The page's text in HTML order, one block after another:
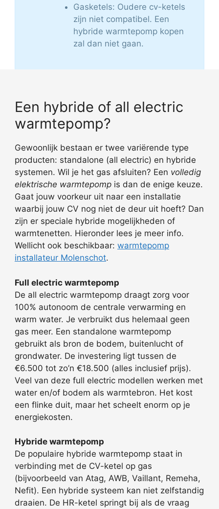
Gasketels: Oudere cv-ketels
zijn niet compatibel. Een
hybride warmtepomp kopen
zal dan niet gaan.
Een hybride of all electric
warmtepomp?
Gewoonlijk bestaan er twee variërende type
producten: standalone (all electric) en hybride
systemen. Wil je het gas afsluiten? Een volledig
elektrische warmtepomp is dan de enige keuze.
Gaat jouw voorkeur uit naar een installatie
waarbij jouw CV nog niet de deur uit hoeft? Dan
zijn er speciale hybride mogelijkheden of
warmtenetten. Hieronder lees je meer info.
Wellicht ook beschikbaar: warmtepomp
installateur Molenschot.
Full electric warmtepomp
De all electric warmtepomp draagt zorg voor
100% autonoom de centrale verwarming en
warm water. Je verbruikt dus helemaal geen
gas meer. Een standalone warmtepomp
gebruikt als bron de bodem, buitenlucht of
grondwater. De investering ligt tussen de
€6.500 tot zo’n €18.500 (alles inclusief prijs).
Veel van deze full electric modellen werken met
water en/of bodem als warmtebron. Het kost
een flinke duit, maar het scheelt enorm op je
energiekosten.
Hybride warmtepomp
De populaire hybride warmtepomp staat in
verbinding met de CV-ketel op gas
(bijvoorbeeld van Atag, AWB, Vaillant, Remeha,
Nefit). Een hybride systeem kan niet zelfstandig
draaien. De HR-ketel springt bij als de vraag